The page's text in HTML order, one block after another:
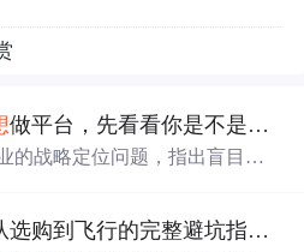
做平台，先看看你是不是那个“块料”
的战略定位问题，指出盲目追
建巨头不愿做、客户难替代的
无人机新手必看：从选购到飞行的完整避坑指南（2024最新版）